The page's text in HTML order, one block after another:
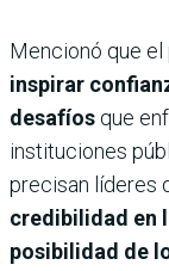
Mencionó que el
inspirar
desafíos que
instituciones
precisan líderes
credibilidad en
posibilidad de